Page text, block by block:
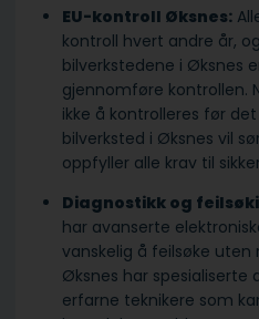
EU-kontroll Øksnes:
kontroll hvert andre år,
bilverkstedene i Øksnes
gjennomføre kontrollen.
ikke å kontrolleres før
bilverksted i Øksnes vil
oppfyller alle krav til
Diagnostikk og
har avanserte
vanskelig å feilsøke uten
Øksnes har spesialiserte
erfarne teknikere som